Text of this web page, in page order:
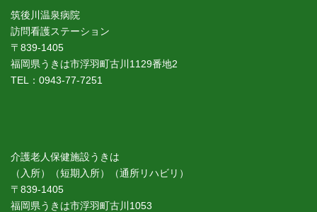
筑後川温泉病院
訪問看護ステーション
〒839-1405
福岡県うきは市浮羽町古川1129番地2
TEL：0943-77-7251
介護老人保健施設うきは
（入所）（短期入所）（通所リハビリ）
〒839-1405
福岡県うきは市浮羽町古川1053